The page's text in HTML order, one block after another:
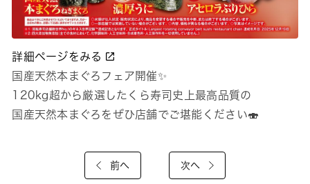
詳細ページをみる
国産天然本まぐろフェア開催✨
120kg超から厳選したくら寿司史上最高品質の
国産天然本まぐろをぜひ店舗でご堪能ください🍣
前へ 次へ